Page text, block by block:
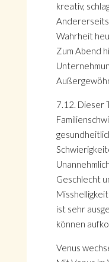
kreativ,
Wahrheit
Zum Abend
7.12. Dieser
Geschlecht
ist sehr
können
Venus